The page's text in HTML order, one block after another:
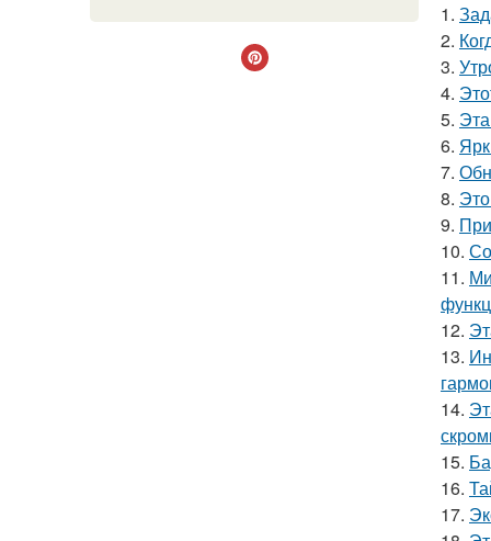
1.
2.
3.
4.
5.
6.
7.
8.
9.
10.
11.
12.
13.
14.
15.
16.
17.